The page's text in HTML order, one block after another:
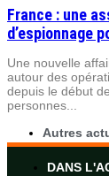
France : une
d’espionnage
Une nouvelle
autour des
depuis le début
personnes...
Autres
DANS